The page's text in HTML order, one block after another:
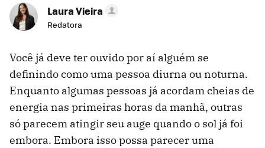
Laura Vieira
Redatora
Você já deve ter ouvido por aí alguém se
definindo como uma pessoa diurna ou noturna.
Enquanto algumas pessoas já acordam cheias de
energia nas primeiras horas da manhã, outras
só parecem atingir seu auge quando o sol já foi
embora. Embora isso possa parecer uma